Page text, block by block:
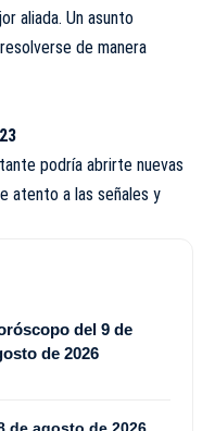
aliada. Un asunto
de manera
podría abrirte nuevas
atento a las señales y
del 9 de
de 2026